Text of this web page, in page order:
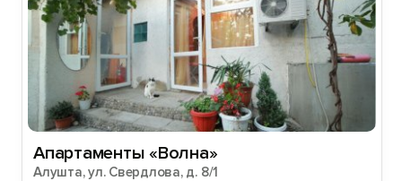
Апартаменты «Волна»
Алушта, ул. Свердлова, д. 8/1